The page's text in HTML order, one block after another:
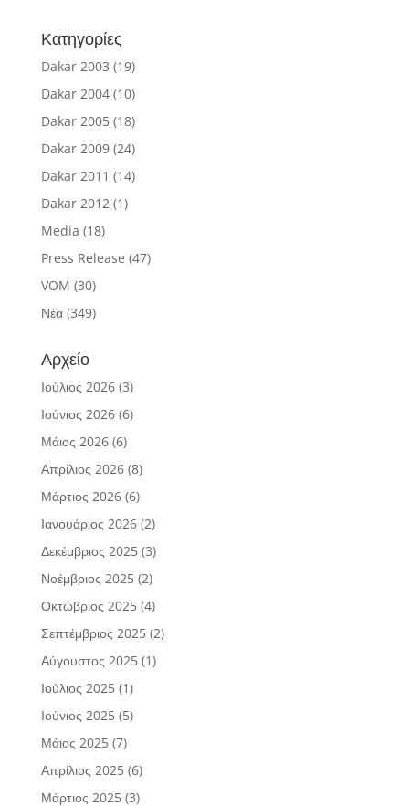
Κατηγορίες
Dakar 2003 (19)
Dakar 2004(10)
Dakar 2005(18)
Dakar 2009(24)
Dakar 2011 (14)
Dakar 2012(1)
Media (18)
Press Release (47)
VOM (30)
Νέα(349)
Αρχείο
Ιούλιος 2026(3)
Ιούνιος 2026(6)
Μάιος 2026(6)
Απρίλιος 2026(8)
Μάρτιος 2026(6)
Ιανουάριος 2026(2)
Δεκέμβριος 2025(3)
Νοέμβριος 2025(2)
Οκτώβριος 2025(4)
Σεπτέμβριος 2025(2)
Αύγουστος 2025(1)
Ιούλιος 2025(1)
Ιούνιος 2025(5)
Μάιος 2025(7)
Απρίλιος 2025(6)
Μάρτιος 2025(3)